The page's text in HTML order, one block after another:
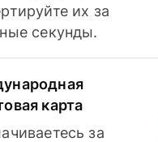
их за
секунды.
карта
за